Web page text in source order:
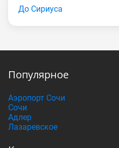
До Сириуса
Популярное
Аэропорт Сочи
Сочи
Адлер
Лазаревское